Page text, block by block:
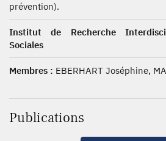
prévention).
Institut de Recherche
Sociales
Membres : EBERHART Joséphine,
Publications